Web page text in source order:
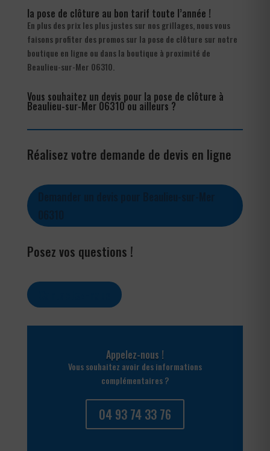
la pose de clôture au bon tarif toute l’année !
En plus des prix les plus justes sur nos grillages, nous vous
faisons profiter des promos sur la pose de clôture sur notre
boutique en ligne ou dans la boutique à proximité de
Beaulieu-sur-Mer 06310.
Vous souhaitez un devis pour la pose de clôture à
Beaulieu-sur-Mer 06310 ou ailleurs ?
Réalisez votre demande de devis en ligne
Posez vos questions !
Appelez-nous !
Vous souhaitez avoir des informations
complémentaires ?
04 93 74 33 76